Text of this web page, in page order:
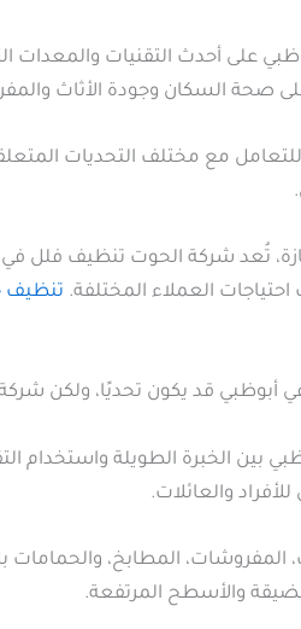
على أحدث التقنيات والمعدات
صحة السكان وجودة الأثاث
مع مختلف التحديات
تُعد شركة الحوت تنظيف فلل في
العملاء المختلفة. تنظيف
أبوظبي قد يكون تحديًا، ولكن
الخبرة الطويلة واستخدام
والعائلات.
المطابخ، والحمامات
والأسطح المرتفعة.